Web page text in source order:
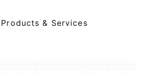
Products & Services